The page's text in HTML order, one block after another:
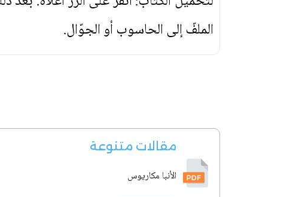
الملفّ إلى الحاسوب أو الجوّال.
مقالات متنوعة
الأنبا مكاريوس